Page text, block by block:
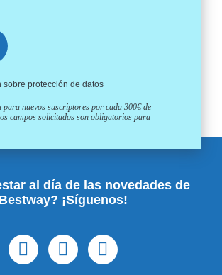
sobre protección de datos
nuevos suscriptores por cada 300€ de
campos solicitados son obligatorios para
al día de las novedades de
Bestway? ¡Síguenos!